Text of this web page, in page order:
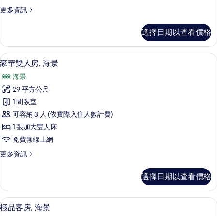
間
室,
城
市
景
觀
的
所
有
相
片
更多資訊
更
雙
床
房,
間
臥
室,
城
市
景
觀
的
情
選擇日期以查看價格
顯
豪
華
雙
人
房,
景
所
有
相
豪華雙人房, 海景 | 高級寢具、記憶床
8
豪華雙人房, 海景
海景
29 平方公尺
1 間臥室
可容納 3 人 (依實際入住人數計費)
1 張加大雙人床
免費無線上網
更多資訊
更
雙
人
房,
選擇日期以查看價格
顯
極品客房, 海景 | 高級寢具、記憶床墊
7
極品客房, 海景